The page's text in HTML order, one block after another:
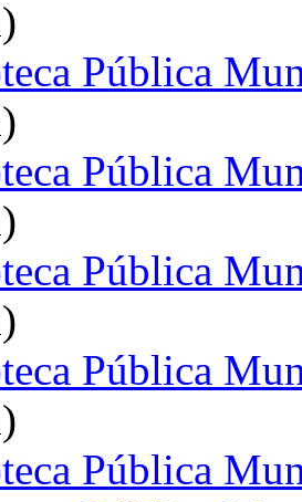
Pública
Pública
Pública
Pública
Pública